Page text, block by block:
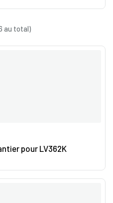
au total)
pour LV362K